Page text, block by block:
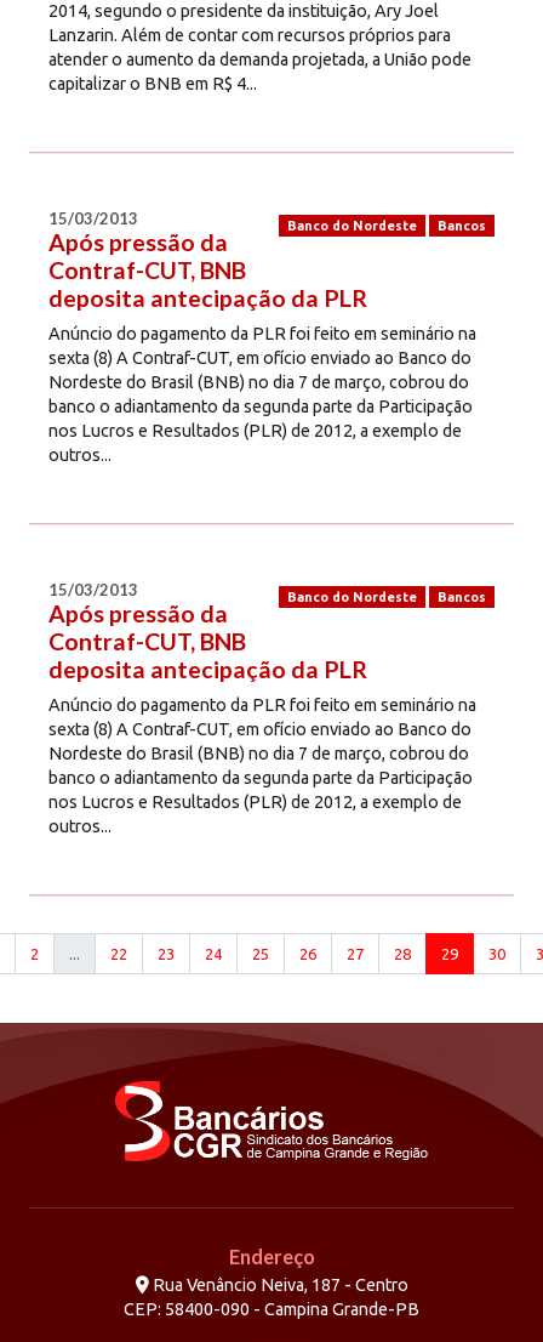
2014, segundo o presidente da instituição, Ary Joel
Lanzarin. Além de contar com recursos próprios para
atender o aumento da demanda projetada, a União pode
capitalizar o BNB em R$ 4...
Banco do Nordeste Bancos
15/03/2013
Após pressão da
Contraf-CUT, BNB
deposita antecipação da PLR
Anúncio do pagamento da PLR foi feito em seminário na
sexta (8) A Contraf-CUT, em ofício enviado ao Banco do
Nordeste do Brasil (BNB) no dia 7 de março, cobrou do
banco o adiantamento da segunda parte da Participação
nos Lucros e Resultados (PLR) de 2012, a exemplo de
outros...
Banco do Nordeste Bancos
15/03/2013
Após pressão da
Contraf-CUT, BNB
deposita antecipação da PLR
Anúncio do pagamento da PLR foi feito em seminário na
sexta (8) A Contraf-CUT, em ofício enviado ao Banco do
Nordeste do Brasil (BNB) no dia 7 de março, cobrou do
banco o adiantamento da segunda parte da Participação
nos Lucros e Resultados (PLR) de 2012, a exemplo de
outros...
2 ... 22 23 24 25 26 27 28 29 30
Endereço
Rua Venâncio Neiva, 187 - Centro
CEP: 58400-090 - Campina Grande-PB